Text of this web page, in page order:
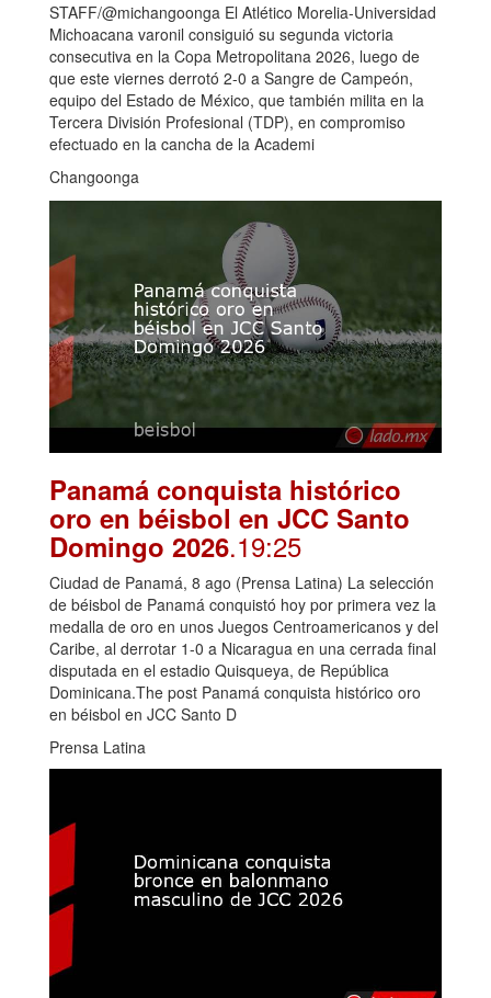
STAFF/@michangoonga El Atlético Morelia-Universidad
Michoacana varonil consiguió su segunda victoria
consecutiva en la Copa Metropolitana 2026, luego de
que este viernes derrotó 2-0 a Sangre de Campeón,
equipo del Estado de México, que también milita en la
Tercera División Profesional (TDP), en compromiso
efectuado en la cancha de la Academi
Changoonga
Panamá conquista histórico
oro en béisbol en JCC Santo
Domingo 2026.19:25
Ciudad de Panamá, 8 ago (Prensa Latina) La selección
de béisbol de Panamá conquistó hoy por primera vez la
medalla de oro en unos Juegos Centroamericanos y del
Caribe, al derrotar 1-0 a Nicaragua en una cerrada final
disputada en el estadio Quisqueya, de República
Dominicana.The post Panamá conquista histórico oro
en béisbol en JCC Santo D
Prensa Latina